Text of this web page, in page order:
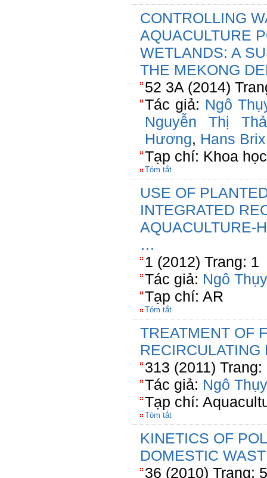
CONTROLLING
AQUACULTURE
WETLANDS: A
THE MEKONG
52 3A (2014)
Tác giả: Ngô
Nguyễn Thị
Hương, Hans Brix
Tạp chí: Khoa
Tóm tắt
USE OF
INTEGRATED
AQUACULTURE-
…
1 (2012) Trang: 1
Tác giả: Ngô
Tạp chí: AR
Tóm tắt
TREATMENT OF
313 (2011) Trang:
Tác giả: Ngô
Tạp chí:
Tóm tắt
KINETICS OF
DOMESTIC
36 (2010) Trang: